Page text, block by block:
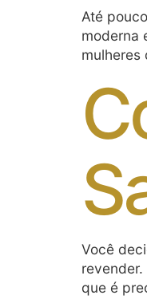
Até
moderna
mulheres
Você
que é